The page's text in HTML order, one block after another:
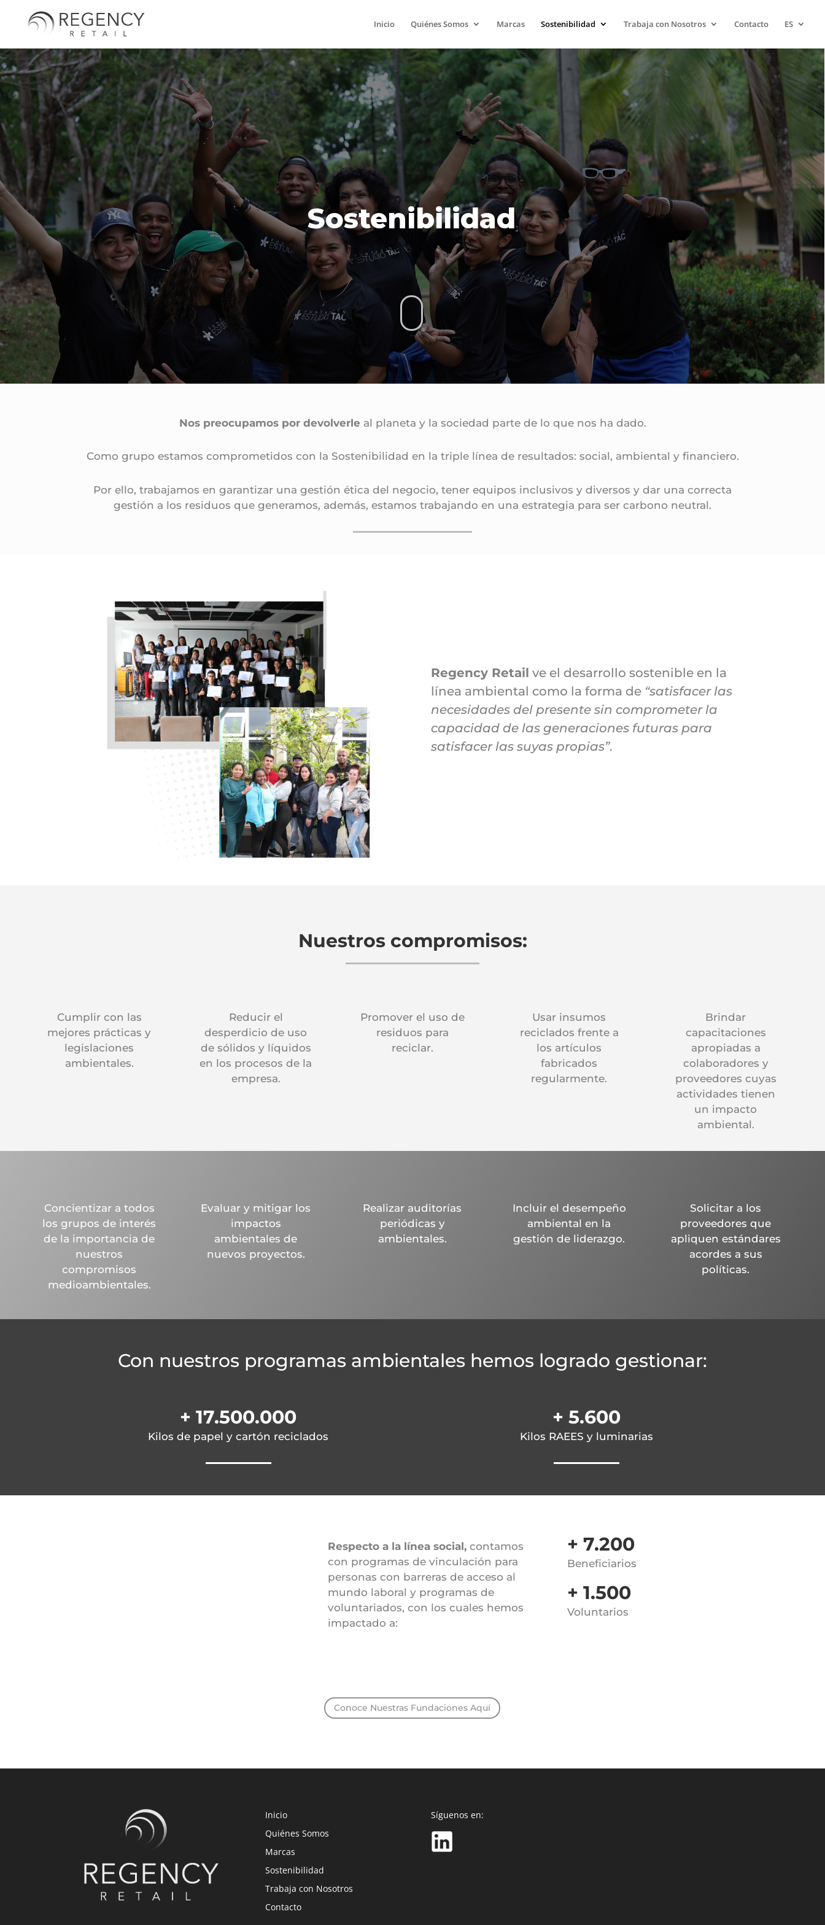
Inicio Quiénes Somos Marcas Sostenibilidad Trabaja con Nosotros Contacto ES
Sostenibilidad
Nos preocupamos por devolverle al planeta y la sociedad parte de lo que nos ha dado.
Como grupo estamos comprometidos con la Sostenibilidad en la triple línea de resultados: social, ambiental y financiero.
Por ello, trabajamos en garantizar una gestión ética del negocio, tener equipos inclusivos y diversos y dar una correcta
gestión a los residuos que generamos, además, estamos trabajando en una estrategia para ser carbono neutral.
Regency Retail ve el desarrollo sostenible en la
línea ambiental como la forma de “satisfacer las
necesidades del presente sin comprometer la
capacidad de las generaciones futuras para
satisfacer las suyas propias”.
Nuestros compromisos:
Cumplir con las
mejores prácticas y
legislaciones
ambientales.
Reducir el
desperdicio de uso
de sólidos y líquidos
en los procesos de la
empresa.
Promover el uso de
residuos para
reciclar.
Usar insumos
reciclados frente a
los artículos
fabricados
regularmente.
Brindar
capacitaciones
apropiadas a
colaboradores y
proveedores cuyas
actividades tienen
un impacto
ambiental.
Concientizar a todos
los grupos de interés
de la importancia de
nuestros
compromisos
medioambientales.
Evaluar y mitigar los
impactos
ambientales de
nuevos proyectos.
Realizar auditorías
periódicas y
ambientales.
Incluir el desempeño
ambiental en la
gestión de liderazgo.
Solicitar a los
proveedores que
apliquen estándares
acordes a sus
políticas.
Con nuestros programas ambientales hemos logrado gestionar:
+ 17.500.000
Kilos de papel y cartón reciclados
+ 5.600
Kilos RAEES y luminarias
Respecto a la línea social, contamos
con programas de vinculación para
personas con barreras de acceso al
mundo laboral y programas de
voluntariados, con los cuales hemos
impactado a:
+ 7.200
Beneficiarios
+ 1.500
Voluntarios
Conoce Nuestras Fundaciones Aquí
Inicio
Quiénes Somos
Marcas
Sostenibilidad
Trabaja con Nosotros
Contacto
Síguenos en: